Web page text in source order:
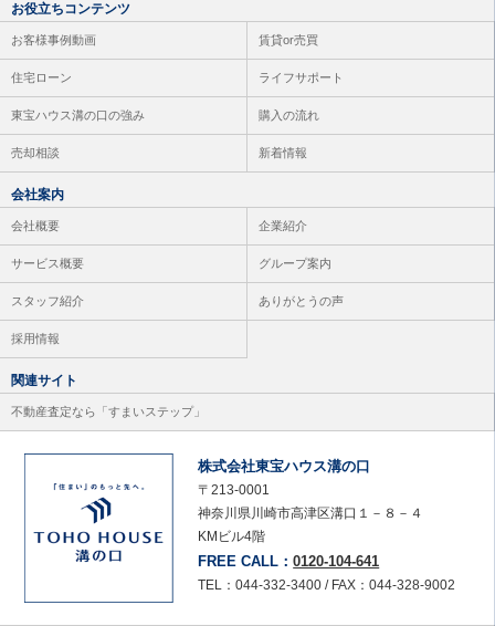
お役立ちコンテンツ
お客様事例動画 賃貸or売買
住宅ローン ライフサポート
東宝ハウス溝の口の強み 購入の流れ
売却相談 新着情報
会社案内
会社概要 企業紹介
サービス概要 グループ案内
スタッフ紹介 ありがとうの声
採用情報
関連サイト
不動産査定なら「すまいステップ」
株式会社東宝ハウス溝の口
〒213-0001
神奈川県川崎市高津区溝口１－８－４
KMビル4階
FREE CALL：0120-104-641
TEL：044-332-3400 / FAX：044-328-9002